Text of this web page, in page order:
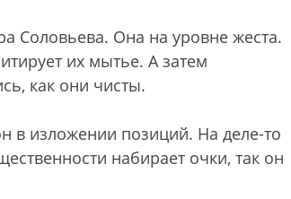
Соловьева. Она на уровне жеста.
их мытье. А затем
как они чисты.
в изложении позиций. На деле-то
набирает очки, так он